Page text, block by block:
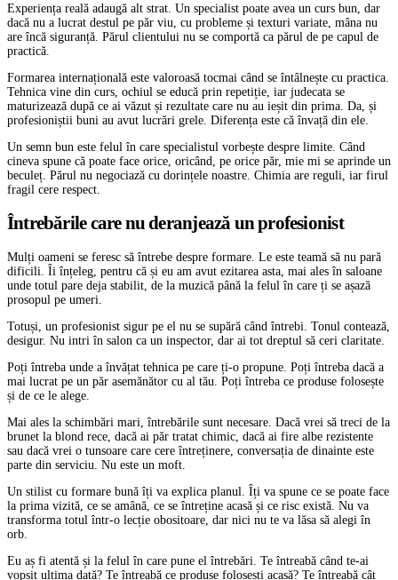
Experiența reală adaugă alt strat. Un specialist poate avea un curs bun, dar
dacă nu a lucrat destul pe păr viu, cu probleme și texturi variate, mâna nu
are încă siguranță. Părul clientului nu se comportă ca părul de pe capul de
practică.
Formarea internațională este valoroasă tocmai când se întâlnește cu practica.
Tehnica vine din curs, ochiul se educă prin repetiție, iar judecata se
maturizează după ce ai văzut și rezultate care nu au ieșit din prima. Da, și
profesioniștii buni au avut lucrări grele. Diferența este că învață din ele.
Un semn bun este felul în care specialistul vorbește despre limite. Când
cineva spune că poate face orice, oricând, pe orice păr, mie mi se aprinde un
beculeț. Părul nu negociază cu dorințele noastre. Chimia are reguli, iar firul
fragil cere respect.
Întrebările care nu deranjează un profesionist
Mulți oameni se feresc să întrebe despre formare. Le este teamă să nu pară
dificili. Îi înțeleg, pentru că și eu am avut ezitarea asta, mai ales în saloane
unde totul pare deja stabilit, de la muzică până la felul în care ți se așază
prosopul pe umeri.
Totuși, un profesionist sigur pe el nu se supără când întrebi. Tonul contează,
desigur. Nu intri în salon ca un inspector, dar ai tot dreptul să ceri claritate.
Poți întreba unde a învățat tehnica pe care ți-o propune. Poți întreba dacă a
mai lucrat pe un păr asemănător cu al tău. Poți întreba ce produse folosește
și de ce le alege.
Mai ales la schimbări mari, întrebările sunt necesare. Dacă vrei să treci de la
brunet la blond rece, dacă ai păr tratat chimic, dacă ai fire albe rezistente
sau dacă vrei o tunsoare care cere întreținere, conversația de dinainte este
parte din serviciu. Nu este un moft.
Un stilist cu formare bună îți va explica planul. Îți va spune ce se poate face
la prima vizită, ce se amână, ce se întreține acasă și ce risc există. Nu va
transforma totul într-o lecție obositoare, dar nici nu te va lăsa să alegi în
orb.
Eu aș fi atentă și la felul în care pune el întrebări. Te întreabă când te-ai
vopsit ultima dată? Te întreabă ce produse folosești acasă? Te întreabă cât